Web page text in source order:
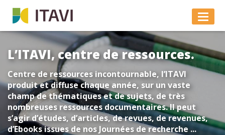
L’ITAVI, centre de ressources.
Centre de ressources incontournable, l’ITAVI
produit et diffuse chaque année, sur un vaste
champ de thématiques et de sujets, de très
nombreuses ressources documentaires. Il peut
s’agir d’études, d’articles, de revues, de revenues,
d’Ebooks issues de nos Journées de recherche ...